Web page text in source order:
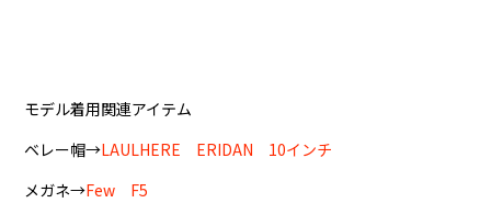
モデル着用関連アイテム
ベレー帽→LAULHERE ERIDAN 10インチ
メガネ→Few F5